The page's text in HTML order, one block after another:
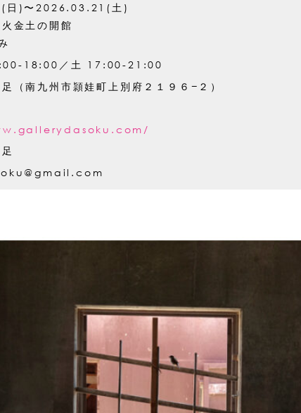
日)〜2026.03.21(土)
金土の開館
18:00／土 17:00-21:00
（南九州市頴娃町上別府２１９６−２）